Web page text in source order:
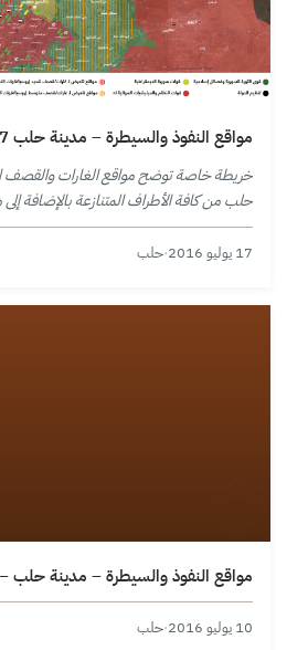
مواقع النفوذ والسيطرة – مدينة حلب 17 تموز 2016
خريطة خاصة توضح مواقع الغارات والقصف
حلب من كافة الأطراف المتنازعة بالإضافة
في المدينة ومحيطها حتى تاريخ 17 تموز 2016.
17 يوليو 2016 ·حلب
مواقع النفوذ والسيطرة – مدينة حلب – 10 تموز 2016
10 يوليو 2016 ·حلب